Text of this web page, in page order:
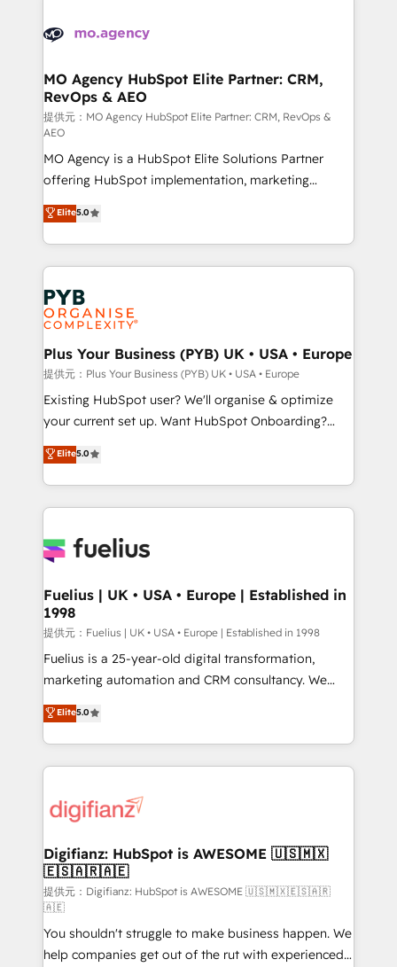
services are offered in both English & French.
WordPress and legacy CRMs, turning fragmented
architectures that accelerate revenue operations and
performance. - Multi-object CRM migration, cleanup,
and implementation. - Pre-built and custom
integrations across your full tech stack. - Custom
object setup, CMS builds, and full-funnel automation.
- Dashboards, lifecycle campaigns, and lead
nurturing sequences. - Cross-hub setup across
Marketing, Sales, Operations, and Service Hubs. -
Ongoing optimization, managed support, and
scalable retainers. Let’s make HubSpot your most
powerful growth engine. Built to convert, scale, and
drive results.
MO Agency HubSpot Elite Partner: CRM,
RevOps & AEO
提供元：MO Agency HubSpot Elite Partner: CRM, RevOps &
AEO
MO Agency is a HubSpot Elite Solutions Partner
offering HubSpot implementation, marketing
automation, CRM and RevOps consulting, data
architecture, sales enablement, lifecycle automation,
lead scoring and revenue reporting. HubSpot,
Salesforce and integrated enterprise stacks. Digital
Marketing, Answer Engine Optimisation, and
Generative Engine Optimisation (AI Search),
HubSpot Content Hub, WordPress development,
B2B SEO, paid media, and content. We work with
enterprise and growth-led companies across
technology, professional services, financial services
and industrial sectors. Offices in Johannesburg, Cape
implementations delivered. AI visibility coverage
across ChatGPT, Claude, Perplexity, Gemini and
Innovation HubSpot Impact Award - Platform
Migration Excellence HubSpot Impact Award -
professionals.
Elite5.0
Plus Your Business (PYB) UK • USA • Europe
提供元：Plus Your Business (PYB) UK • USA • Europe
Existing HubSpot user? We'll organise & optimize
your current set up. Want HubSpot Onboarding?
We'll customise your CRM & automate your business
processes. Welcome to our Profile! We can help
with... • CRM implementation, reports & workflows,
and team training • CRM migration: Salesforce,
Custom API integrations A little about us... • Boutique
for Sales Hub, Marketing Hub, Service Hub, Data
Hub and Website (CMS) • ISO/IEC 27001:2022, ISO
9001:2015 and now... ISO 42001: 2023 certified •
Exclusive AI 'GuardHub' governance framework,
based on ISO 42001 - helping you 'organise
👈 '𝗖𝗼𝗻𝘁𝗮𝗰𝘁 𝗯𝘂𝘀𝗶𝗻𝗲𝘀𝘀' button to get in touch
(𝘸𝘦'𝘳𝘦 𝘴𝘶𝘱𝘦𝘳 𝘳𝘦𝘴𝘱𝘰𝘯𝘴𝘪𝘷𝘦)
Elite5.0
Fuelius | UK • USA • Europe | Established in
1998
提供元：Fuelius | UK • USA • Europe | Established in 1998
Fuelius is a 25-year-old digital transformation,
marketing automation and CRM consultancy. We
enable mid-market and enterprise clients to
maximise their return from digital and fuel their
growth. We modernise platforms, streamline
operations that are causing inefficiencies, improve
supercharge revenue operations Key services: • CRM
Transformation / Web Development • RevOps &
Sales Consulting • Marketing Automation What
makes us different? 🚀 Top 0.5% of global HubSpot
agencies ⚙️ The strongest technical ability and
integration capabilities 💼 Consultative, long-term
partners who will embed ourselves into your
Elite5.0
Digifianz: HubSpot is AWESOME 🇺🇸🇲🇽
🇪🇸🇦🇷🇦🇪
提供元：Digifianz: HubSpot is AWESOME 🇺🇸🇲🇽🇪🇸🇦🇷
🇦🇪
You shouldn't struggle to make business happen. We
help companies get out of the rut with experienced,